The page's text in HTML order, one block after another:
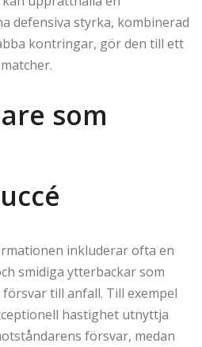
defensiva styrka, kombinerad
kontringar, gör den till ett
som
inkluderar ofta en
smidiga ytterbackar som
till anfall. Till exempel
hastighet utnyttja
försvar, medan